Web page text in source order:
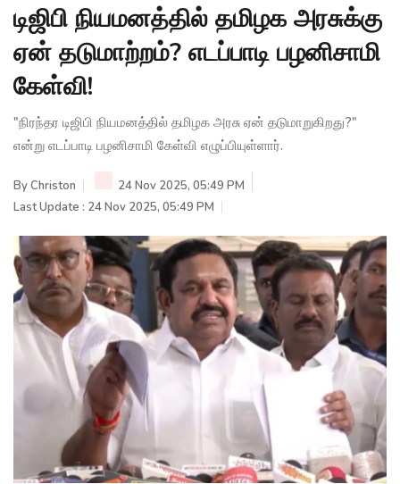
டிஜிபி நியமனத்தில் தமிழக அரசுக்கு
ஏன் தடுமாற்றம்? எடப்பாடி பழனிசாமி
கேள்வி!
"நிரந்தர டிஜிபி நியமனத்தில் தமிழக அரசு ஏன் தடுமாறுகிறது?"
என்று எடப்பாடி பழனிசாமி கேள்வி எழுப்பியுள்ளார்.
ByChriston
24 Nov 2025, 05:49 PM
Last Update : 24 Nov 2025, 05:49 PM